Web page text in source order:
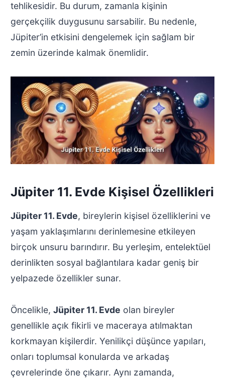
tehlikesidir. Bu durum, zamanla kişinin
gerçekçilik duygusunu sarsabilir. Bu nedenle,
Jüpiter’in etkisini dengelemek için sağlam bir
zemin üzerinde kalmak önemlidir.
Jüpiter 11. Evde Kişisel Özellikleri
Jüpiter 11. Evde, bireylerin kişisel özelliklerini ve
yaşam yaklaşımlarını derinlemesine etkileyen
birçok unsuru barındırır. Bu yerleşim, entelektüel
derinlikten sosyal bağlantılara kadar geniş bir
yelpazede özellikler sunar.
Öncelikle, Jüpiter 11. Evde olan bireyler
genellikle açık fikirli ve maceraya atılmaktan
korkmayan kişilerdir. Yenilikçi düşünce yapıları,
onları toplumsal konularda ve arkadaş
çevrelerinde öne çıkarır. Aynı zamanda,